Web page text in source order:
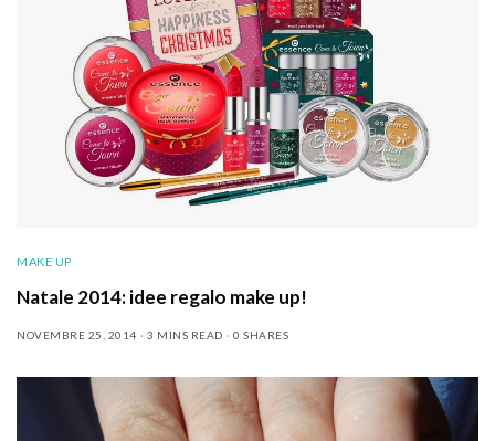
MAKE UP
Natale 2014: idee regalo make up!
NOVEMBRE 25, 2014 3 MINS READ 0 SHARES